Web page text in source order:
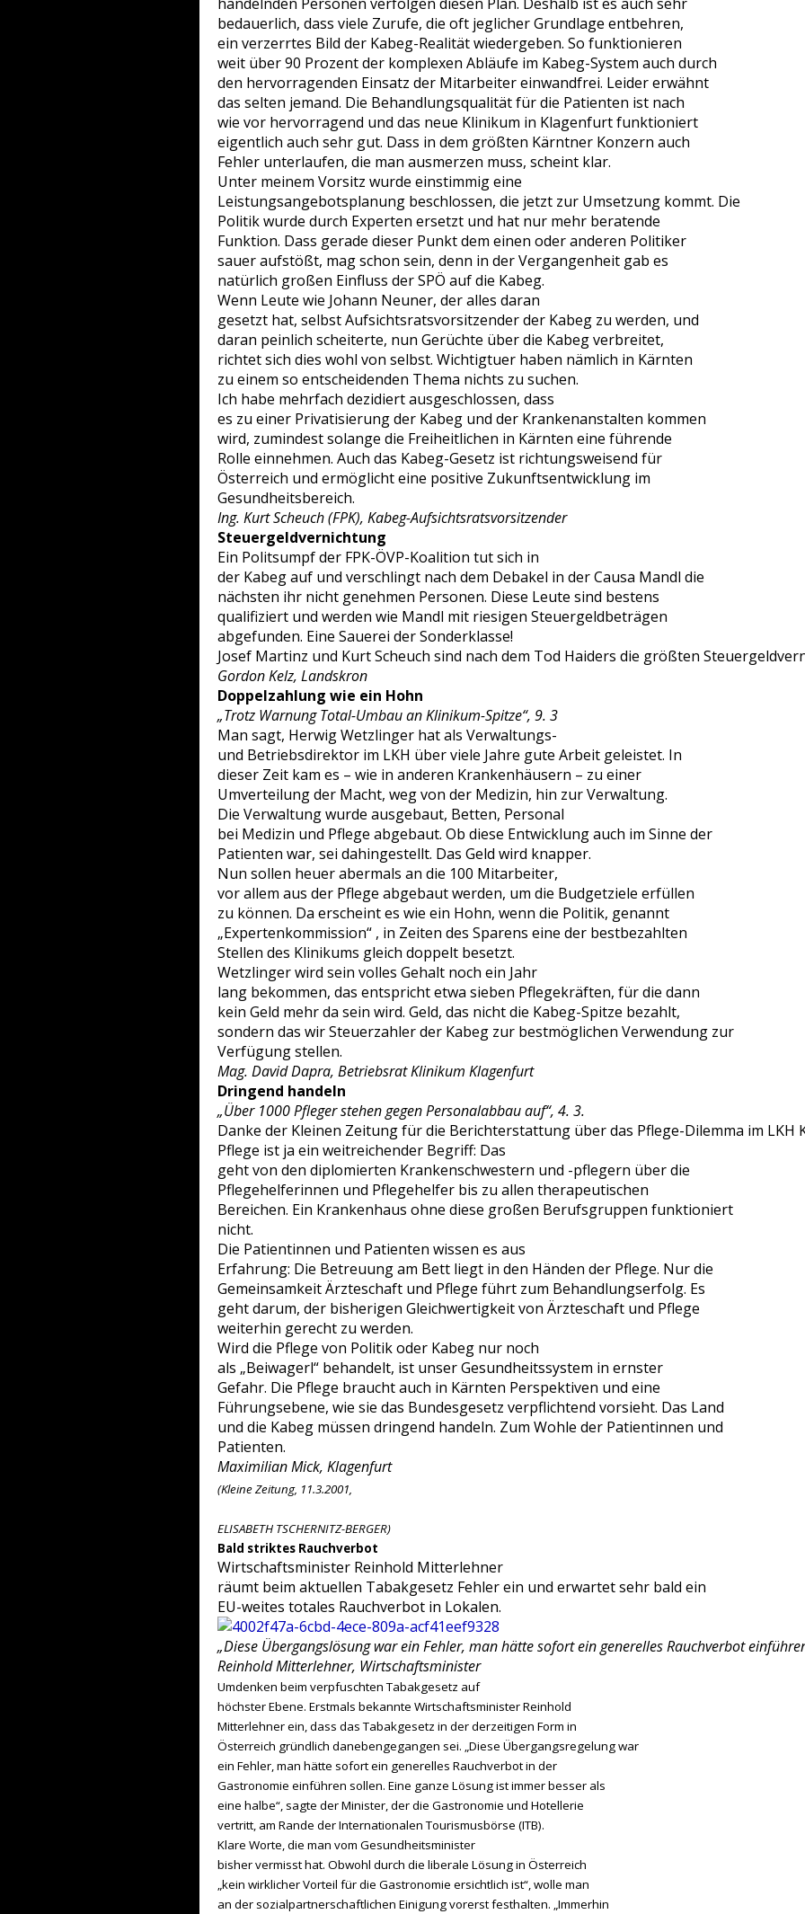
bedauerlich, dass viele Zurufe, die oft jeglicher Grundlage entbehren,
ein verzerrtes Bild der Kabeg-Realität wiedergeben. So funktionieren
weit über 90 Prozent der komplexen Abläufe im Kabeg-System auch durch
den hervorragenden Einsatz der Mitarbeiter einwandfrei. Leider erwähnt
das selten jemand. Die Behandlungsqualität für die Patienten ist nach
wie vor hervorragend und das neue Klinikum in Klagenfurt funktioniert
eigentlich auch sehr gut. Dass in dem größten Kärntner Konzern auch
Fehler unterlaufen, die man ausmerzen muss, scheint klar.
Unter meinem Vorsitz wurde einstimmig eine
Leistungsangebotsplanung beschlossen, die jetzt zur Umsetzung kommt. Die
Politik wurde durch Experten ersetzt und hat nur mehr beratende
Funktion. Dass gerade dieser Punkt dem einen oder anderen Politiker
sauer aufstößt, mag schon sein, denn in der Vergangenheit gab es
natürlich großen Einfluss der SPÖ auf die Kabeg.
Wenn Leute wie Johann Neuner, der alles daran
gesetzt hat, selbst Aufsichtsratsvorsitzender der Kabeg zu werden, und
daran peinlich scheiterte, nun Gerüchte über die Kabeg verbreitet,
richtet sich dies wohl von selbst. Wichtigtuer haben nämlich in Kärnten
zu einem so entscheidenden Thema nichts zu suchen.
Ich habe mehrfach dezidiert ausgeschlossen, dass
es zu einer Privatisierung der Kabeg und der Krankenanstalten kommen
wird, zumindest solange die Freiheitlichen in Kärnten eine führende
Rolle einnehmen. Auch das Kabeg-Gesetz ist richtungsweisend für
Österreich und ermöglicht eine positive Zukunftsentwicklung im
Gesundheitsbereich.
Ing. Kurt Scheuch (FPK), Kabeg-Aufsichtsratsvorsitzender
Steuergeldvernichtung
Ein Politsumpf der FPK-ÖVP-Koalition tut sich in
der Kabeg auf und verschlingt nach dem Debakel in der Causa Mandl die
nächsten ihr nicht genehmen Personen. Diese Leute sind bestens
qualifiziert und werden wie Mandl mit riesigen Steuergeldbeträgen
abgefunden. Eine Sauerei der Sonderklasse!
Josef Martinz und Kurt Scheuch sind nach dem Tod Haiders die größten
Gordon Kelz, Landskron
Doppelzahlung wie ein Hohn
„Trotz Warnung Total-Umbau an Klinikum-Spitze“, 9. 3
Man sagt, Herwig Wetzlinger hat als Verwaltungs-
und Betriebsdirektor im LKH über viele Jahre gute Arbeit geleistet. In
dieser Zeit kam es – wie in anderen Krankenhäusern – zu einer
Umverteilung der Macht, weg von der Medizin, hin zur Verwaltung.
Die Verwaltung wurde ausgebaut, Betten, Personal
bei Medizin und Pflege abgebaut. Ob diese Entwicklung auch im Sinne der
Patienten war, sei dahingestellt. Das Geld wird knapper.
Nun sollen heuer abermals an die 100 Mitarbeiter,
vor allem aus der Pflege abgebaut werden, um die Budgetziele erfüllen
zu können. Da erscheint es wie ein Hohn, wenn die Politik, genannt
„Expertenkommission“ , in Zeiten des Sparens eine der bestbezahlten
Stellen des Klinikums gleich doppelt besetzt.
Wetzlinger wird sein volles Gehalt noch ein Jahr
lang bekommen, das entspricht etwa sieben Pflegekräften, für die dann
kein Geld mehr da sein wird. Geld, das nicht die Kabeg-Spitze bezahlt,
sondern das wir Steuerzahler der Kabeg zur bestmöglichen Verwendung zur
Verfügung stellen.
Mag. David Dapra, Betriebsrat Klinikum Klagenfurt
Dringend handeln
„Über 1000 Pfleger stehen gegen Personalabbau auf“, 4. 3.
Danke der Kleinen Zeitung für die Berichterstattung über das Pflege-Dilemma im LKH
Pflege ist ja ein weitreichender Begriff: Das
geht von den diplomierten Krankenschwestern und -pflegern über die
Pflegehelferinnen und Pflegehelfer bis zu allen therapeutischen
Bereichen. Ein Krankenhaus ohne diese großen Berufsgruppen funktioniert
nicht.
Die Patientinnen und Patienten wissen es aus
Erfahrung: Die Betreuung am Bett liegt in den Händen der Pflege. Nur die
Gemeinsamkeit Ärzteschaft und Pflege führt zum Behandlungserfolg. Es
geht darum, der bisherigen Gleichwertigkeit von Ärzteschaft und Pflege
weiterhin gerecht zu werden.
Wird die Pflege von Politik oder Kabeg nur noch
als „Beiwagerl“ behandelt, ist unser Gesundheitssystem in ernster
Gefahr. Die Pflege braucht auch in Kärnten Perspektiven und eine
Führungsebene, wie sie das Bundesgesetz verpflichtend vorsieht. Das Land
und die Kabeg müssen dringend handeln. Zum Wohle der Patientinnen und
Patienten.
Maximilian Mick, Klagenfurt
(Kleine Zeitung, 11.3.2001,
ELISABETH TSCHERNITZ-BERGER)
Bald striktes Rauchverbot
Wirtschaftsminister Reinhold Mitterlehner
räumt beim aktuellen Tabakgesetz Fehler ein und erwartet sehr bald ein
EU-weites totales Rauchverbot in Lokalen.
„Diese Übergangslösung war ein Fehler, man hätte sofort ein generelles Rauchverbot
Reinhold Mitterlehner, Wirtschaftsminister
Umdenken beim verpfuschten Tabakgesetz auf
höchster Ebene. Erstmals bekannte Wirtschaftsminister Reinhold
Mitterlehner ein, dass das Tabakgesetz in der derzeitigen Form in
Österreich gründlich danebengegangen sei. „Diese Übergangsregelung war
ein Fehler, man hätte sofort ein generelles Rauchverbot in der
Gastronomie einführen sollen. Eine ganze Lösung ist immer besser als
eine halbe“, sagte der Minister, der die Gastronomie und Hotellerie
vertritt, am Rande der Internationalen Tourismusbörse (ITB).
Klare Worte, die man vom Gesundheitsminister
bisher vermisst hat. Obwohl durch die liberale Lösung in Österreich
„kein wirklicher Vorteil für die Gastronomie ersichtlich ist“, wolle man
an der sozialpartnerschaftlichen Einigung vorerst festhalten. „Immerhin